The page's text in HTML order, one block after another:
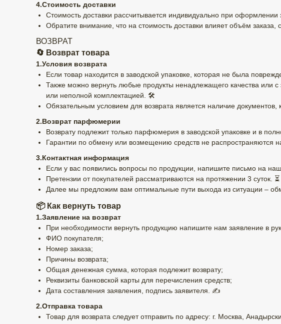
4.Стоимость доставки
Стоимость доставки рассчитывается индивидуально при оформлении
Обратите внимание, что на стоимость доставки влияет объём заказа,
ВОЗВРАТ
🔄 Возврат товара
1.Условия возврата
Если товар находится в заводской упаковке, которая не была
Также можно вернуть любые продукты ненадлежащего качества
или неполной комплектацией. 🛠️
Обязательным условием для возврата является наличие
2.Возврат парфюмерии
Возврату подлежит только парфюмерия в заводской упаковке и в
Гарантии по обмену или возмещению средств не распространяются
3.Контактная информация
Если у вас появились вопросы по продукции, напишите письмо на
Претензии от покупателей рассматриваются на протяжении 3 суток. ⏳
Далее мы предложим вам оптимальные пути выхода из ситуации –
📦 Как вернуть товар
1.Заявление на возврат
При необходимости вернуть продукцию напишите нам заявление в
ФИО покупателя;
Номер заказа;
Причины возврата;
Общая денежная сумма, которая подлежит возврату;
Реквизиты банковской карты для перечисления средств;
Дата составления заявления, подпись заявителя. ✍️
2.Отправка товара
Товар для возврата следует отправить по адресу: г. Москва,